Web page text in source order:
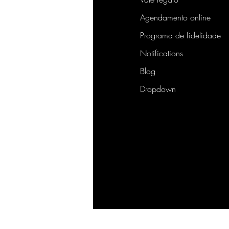
Agendamento online
Programa de fidelidade
Notifications
Blog
Dropdown